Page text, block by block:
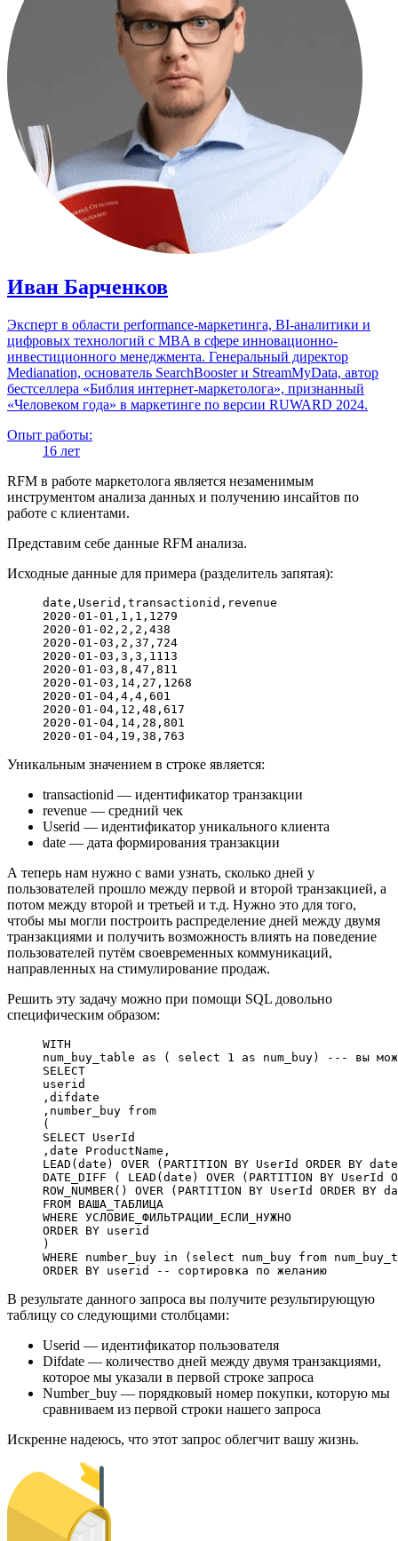
Иван Барченков
Эксперт в области performance-маркетинга, BI-аналитики и
цифровых технологий с MBA в сфере инновационно-
инвестиционного менеджмента. Генеральный директор
Medianation, основатель SearchBooster и StreamMyData, автор
бестселлера «Библия интернет-маркетолога», признанный
«Человеком года» в маркетинге по версии RUWARD 2024.
Опыт работы:
16 лет
RFM в работе маркетолога является незаменимым
инструментом анализа данных и получению инсайтов по
работе с клиентами.
Представим себе данные RFM анализа.
Исходные данные для примера (разделитель запятая):
date,Userid,transactionid,revenue
2020-01-01,1,1,1279
2020-01-02,2,2,438
2020-01-03,2,37,724
2020-01-03,3,3,1113
2020-01-03,8,47,811
2020-01-03,14,27,1268
2020-01-04,4,4,601
2020-01-04,12,48,617
2020-01-04,14,28,801
2020-01-04,19,38,763
Уникальным значением в строке является:
transactionid — идентификатор транзакции
revenue — средний чек
Userid — идентификатор уникального клиента
date — дата формирования транзакции
А теперь нам нужно с вами узнать, сколько дней у
пользователей прошло между первой и второй транзакцией, а
потом между второй и третьей и т.д. Нужно это для того,
чтобы мы могли построить распределение дней между двумя
транзакциями и получить возможность влиять на поведение
пользователей путём своевременных коммуникаций,
направленных на стимулирование продаж.
Решить эту задачу можно при помощи SQL довольно
специфическим образом:
WITH
num_buy_table as ( select 1 as num_buy)
--- вы
SELECT
userid
,difdate
,number_buy from
(
SELECT UserId
, date ProductName,
LEAD (date ) OVER ( PARTITION BY UserId ORDER BY date
DATE_DIFF ( LEAD (date ) OVER ( PARTITION BY UserId
ROW_NUMBER() OVER ( PARTITION BY UserId ORDER BY
FROM ВАША_ТАБЛИЦА
WHERE УСЛОВИЕ_ФИЛЬТРАЦИИ_ЕСЛИ_НУЖНО
ORDER BY userid
)
WHERE number_buy in ( select num_buy from
ORDER BY userid -- сортировка по желанию
В результате данного запроса вы получите результирующую
таблицу со следующими столбцами:
Userid — идентификатор пользователя
Difdate — количество дней между двумя транзакциями,
которое мы указали в первой строке запроса
Number_buy — порядковый номер покупки, которую мы
сравниваем из первой строки нашего запроса
Искренне надеюсь, что этот запрос облегчит вашу жизнь.